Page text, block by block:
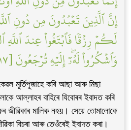
إِنَّ ٱلَّذِينَ تَعۡبُدُونَ مِن دُونِ
لَكُمۡ رِزۡقٗا فَٱبۡتَغُواْ عِندَ ٱللَّهِ
وَٱشۡكُرُواْ لَهُۥٓۖ إِلَيۡهِ تُرۡجَعُونَ [١٧]
মূৰ্তিপূজাহে কৰি আছা আৰু মিছা
আল্লাহৰ বাহিৰে যিবোৰৰ ইবাদত কৰি
মালিক নহয়। সেয়ে তোমালোকে
বিচৰা আৰু তেওঁৰেই ইবাদত কৰা।